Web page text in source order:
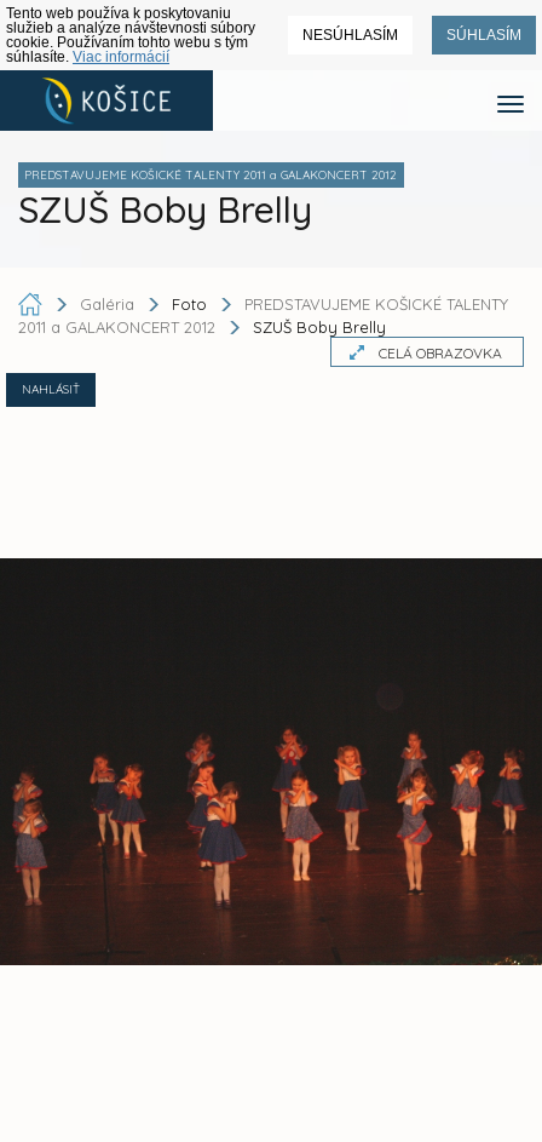
Tento web používa k poskytovaniu
služieb a analýze návštevnosti súbory
cookie. Používaním tohto webu s tým
súhlasíte. Viac informácií
NESÚHLASÍM SÚHLASÍM
PREDSTAVUJEME KOŠICKÉ TALENTY 2011 a GALAKONCERT 2012
SZUŠ Boby Brelly
Galéria Foto
PREDSTAVUJEME KOŠICKÉ TALENTY
2011 a GALAKONCERT 2012
SZUŠ Boby Brelly
CELÁ OBRAZOVKA
NAHLÁSIŤ